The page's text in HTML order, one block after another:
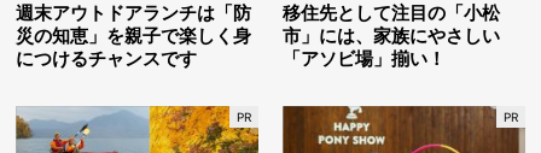
週末アウトドアランチは「防
災の知恵」を親子で楽しく身
につけるチャンスです
移住先として注目の「小松
市」には、家族にやさしい
「アソビ場」揃い！